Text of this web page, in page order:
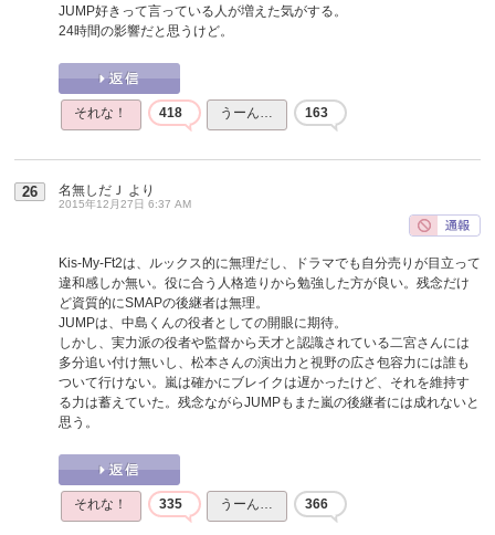
JUMP好きって言っている人が増えた気がする。
24時間の影響だと思うけど。
それな！ 418 うーん… 163
26 名無しだＪ より
2015年12月27日 6:37 AM
Kis-My-Ft2は、ルックス的に無理だし、ドラマでも自分売りが目立って
違和感しか無い。役に合う人格造りから勉強した方が良い。残念だけ
ど資質的にSMAPの後継者は無理。
JUMPは、中島くんの役者としての開眼に期待。
しかし、実力派の役者や監督から天才と認識されている二宮さんには
多分追い付け無いし、松本さんの演出力と視野の広さ包容力には誰も
ついて行けない。嵐は確かにブレイクは遅かったけど、それを維持す
る力は蓄えていた。残念ながらJUMPもまた嵐の後継者には成れないと
思う。
それな！ 335 うーん… 366